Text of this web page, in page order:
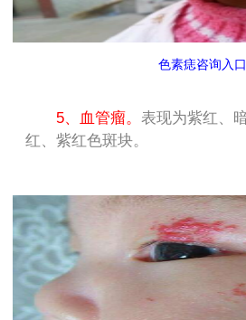
色素痣咨询入口
5、血管瘤。 表现为紫红、
红、紫红色斑块。